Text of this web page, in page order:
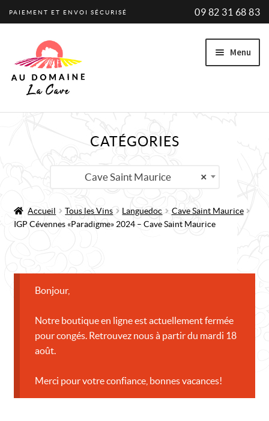
PAIEMENT ET ENVOI SÉCURISÉ 09 82 31 68 83
la
navigation
au
contenu
Menu
menu
A PROPOS
CONTACT
CATÉGORIES
×
Cave Saint Maurice
Accueil Tous les Vins Languedoc
Cave Saint Maurice
IGP Cévennes « Paradigme » 2024 – Cave Saint Maurice
Bonjour,
Notre boutique en ligne est actuellement fermée
pour congés. Retrouvez nous à partir du mardi 18
août.
Merci pour votre confiance, bonnes vacances!